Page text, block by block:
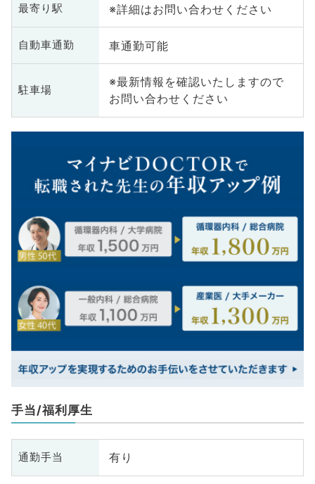
最寄り駅 ※詳細はお問い合わせください
自動車通勤 車通勤可能
駐車場
※最新情報を確認いたしますので
お問い合わせください
手当/福利厚生
通勤手当 有り